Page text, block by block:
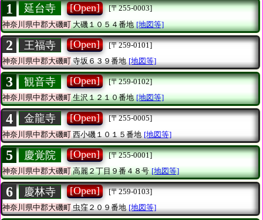
1 延台寺 [Open]
[〒255-0003]
神奈川県中郡大磯町大磯１０５４番地 [地図等]
2 王福寺 [Open]
[〒259-0101]
神奈川県中郡大磯町寺坂６３９番地 [地図等]
3 観音寺 [Open]
[〒259-0102]
神奈川県中郡大磯町生沢１２１０番地 [地図等]
4 金龍寺 [Open]
[〒255-0005]
神奈川県中郡大磯町 西小磯１０１５番地 [地図等]
5 慶覚院 [Open]
[〒255-0001]
神奈川県中郡大磯町高麗２丁目９番４８号 [地図等]
6 慶林寺 [Open]
[〒259-0103]
神奈川県中郡大磯町虫窪２０９番地 [地図等]